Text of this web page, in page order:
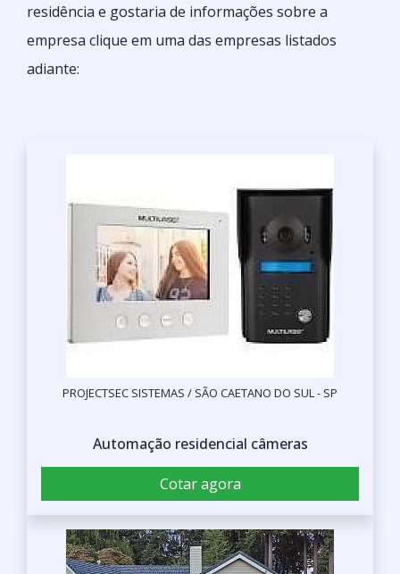
residência e gostaria de informações sobre a
empresa clique em uma das empresas listados
adiante:
PROJECTSEC SISTEMAS / SÃO CAETANO DO SUL - SP
Automação residencial câmeras
Cotar agora